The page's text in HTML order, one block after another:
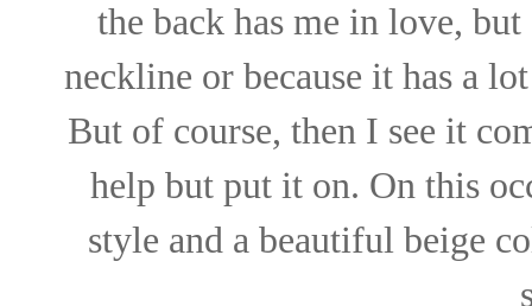
the back has me in love,
neckline or because it has a
But of course, then I see it
help but put it on. On this
style and a beautiful beige